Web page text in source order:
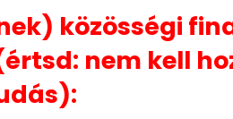
közösségi
nem kell